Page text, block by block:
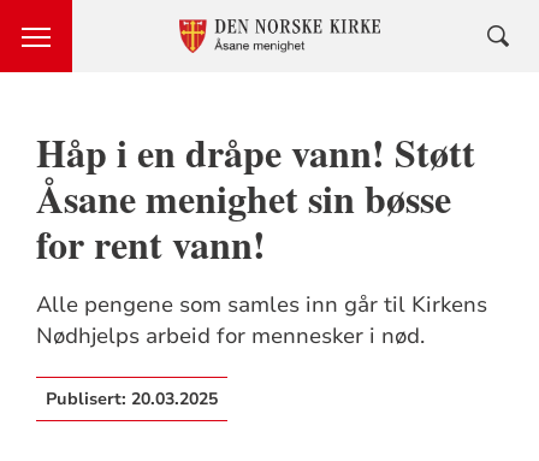
Håp i en dråpe vann! Støtt
Åsane menighet sin bøsse
for rent vann!
Alle pengene som samles inn går til Kirkens
Nødhjelps arbeid for mennesker i nød.
Publisert: 20.03.2025